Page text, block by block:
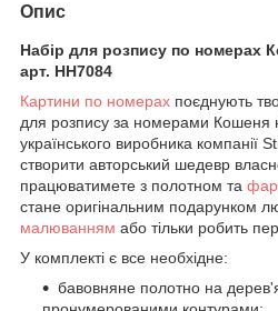
Опис
Набір для розпису по номерах
арт. HH7084
Картини по номерах поєднують
для розпису за номерами Кошеня
українського виробника компанії
створити авторський шедевр
працюватимете з полотном та
стане оригінальним подарунком
малюванням або тільки робить
У комплекті є все необхідне:
бавовняне полотно на